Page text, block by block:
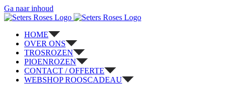
Ga naar inhoud
HOME
OVER ONS
TROSROZEN
PIOENROZEN
CONTACT / OFFERTE
WEBSHOP ROOSCADEAU